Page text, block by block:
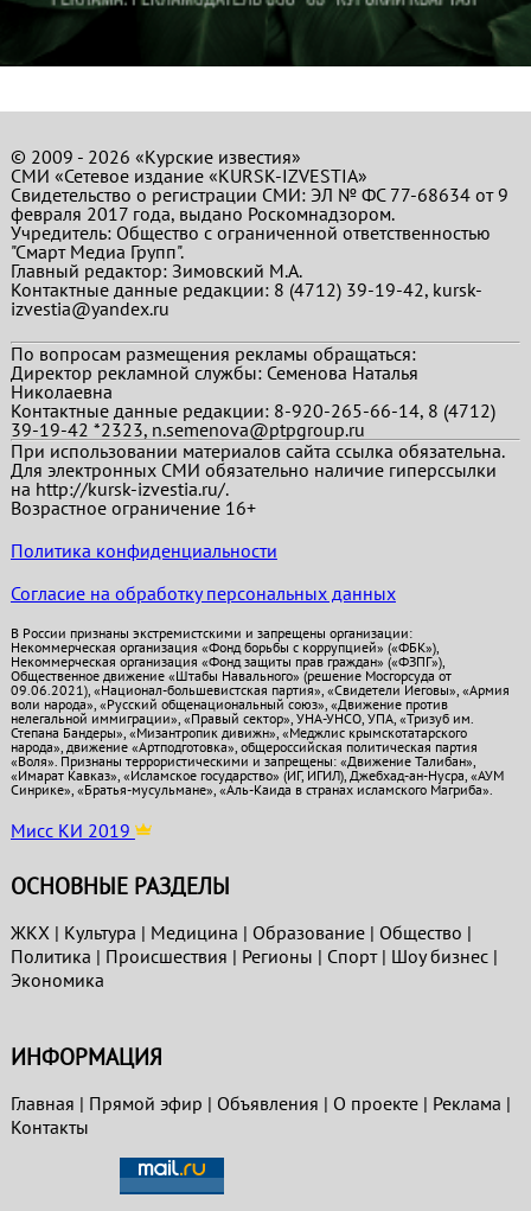
© 2009 - 2026 «Курские известия»
СМИ «Сетевое издание «KURSK-IZVESTIA»
Свидетельство о регистрации СМИ: ЭЛ № ФС 77-68634 от 9
февраля 2017 года, выдано Роскомнадзором.
Учредитель: Общество с ограниченной ответственностью
"Смарт Медиа Групп".
Главный редактор:Зимовский М.А.
Контактные данные редакции: 8 (4712) 39-19-42, kursk-
izvestia@yandex.ru
По вопросам размещения рекламы обращаться:
Директор рекламной службы: Семенова Наталья
Николаевна
Контактные данные редакции: 8-920-265-66-14, 8 (4712)
39-19-42 *2323, n.semenova@ptpgroup.ru
При использовании материалов сайта ссылка обязательна.
Для электронных СМИ обязательно наличие гиперссылки
на http://kursk-izvestia.ru/.
Возрастное ограничение 16+
Политика конфиденциальности
Согласие на обработку персональных данных
В России признаны экстремистскими и запрещены организации:
Некоммерческая организация «Фонд борьбы с коррупцией» («ФБК»),
Некоммерческая организация «Фонд защиты прав граждан» («ФЗПГ»),
Общественное движение «Штабы Навального» (решение Мосгорсуда от
09.06.2021), «Национал-большевистская партия», «Свидетели Иеговы», «Армия
воли народа», «Русский общенациональный союз», «Движение против
нелегальной иммиграции», «Правый сектор», УНА-УНСО, УПА, «Тризуб им.
Степана Бандеры», «Мизантропик дивижн», «Меджлис крымскотатарского
народа», движение «Артподготовка», общероссийская политическая партия
«Воля». Признаны террористическими и запрещены: «Движение Талибан»,
«Имарат Кавказ», «Исламское государство» (ИГ, ИГИЛ), Джебхад-ан-Нусра, «АУМ
Синрике», «Братья-мусульмане», «Аль-Каида в странах исламского Магриба».
Мисс КИ 2019
ОСНОВНЫЕ РАЗДЕЛЫ
ЖКХ| Культура | Медицина | Образование| Общество |
Политика | Проиcшествия | Регионы | Спорт| Шоу бизнес|
Экономика
ИНФОРМАЦИЯ
Главная | Прямой эфир | Объявления | О проекте| Реклама |
Контакты